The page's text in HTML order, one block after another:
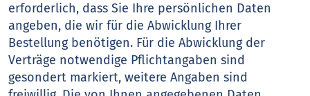
erforderlich, dass Sie Ihre persönlichen Daten
angeben, die wir für die Abwicklung Ihrer
Bestellung benötigen. Für die Abwicklung der
Verträge notwendige Pflichtangaben sind
gesondert markiert, weitere Angaben sind